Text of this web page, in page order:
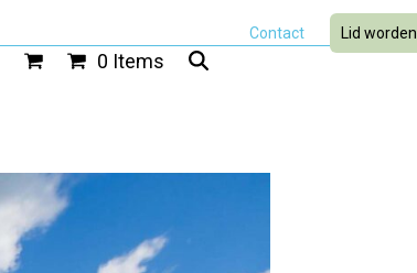
Contact Lid worden
0 Items